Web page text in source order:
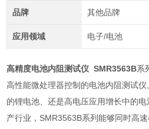
品牌 其他品牌
应用领域 电子/电池
高精度电池内阻测试仪 SMR3563B系
高性能微处理器控制的电池内阻测试
的锂电池、还是高电压应用增长中的
产行业，SMR3563B系列能够同时高